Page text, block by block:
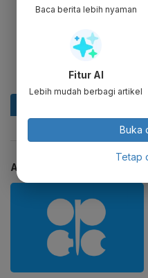
ARTIKEL TERKAIT
Baca berita lebih nyaman
Fitur AI
Lebih mudah berbagi artikel
Buka
Tetap